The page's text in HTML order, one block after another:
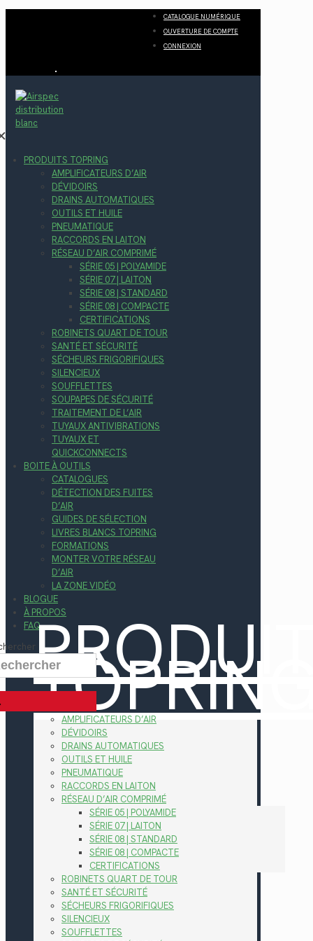
CATALOGUE NUMÉRIQUE
OUVERTURE DE COMPTE
CONNEXION
PRODUITS TOPRING
AMPLIFICATEURS D’AIR
DÉVIDOIRS
DRAINS AUTOMATIQUES
OUTILS ET HUILE
PNEUMATIQUE
RACCORDS EN LAITON
RÉSEAU D’AIR COMPRIMÉ
SÉRIE 05 | POLYAMIDE
SÉRIE 07 | LAITON
SÉRIE 08 | STANDARD
SÉRIE 08 | COMPACTE
CERTIFICATIONS
ROBINETS QUART DE TOUR
SANTÉ ET SÉCURITÉ
SÉCHEURS FRIGORIFIQUES
SILENCIEUX
SOUFFLETTES
SOUPAPES DE SÉCURITÉ
TRAITEMENT DE L’AIR
TUYAUX ANTIVIBRATIONS
TUYAUX ET
QUICKCONNECTS
BOITE À OUTILS
CATALOGUES
DÉTECTION DES FUITES
D’AIR
GUIDES DE SÉLECTION
LIVRES BLANCS TOPRING
FORMATIONS
MONTER VOTRE RÉSEAU
D’AIR
LA ZONE VIDÉO
BLOGUE
À PROPOS
FAQ
AMPLIFICATEURS D’AIR
DÉVIDOIRS
DRAINS AUTOMATIQUES
OUTILS ET HUILE
PNEUMATIQUE
RACCORDS EN LAITON
RÉSEAU D’AIR COMPRIMÉ
SÉRIE 05 | POLYAMIDE
SÉRIE 07 | LAITON
SÉRIE 08 | STANDARD
SÉRIE 08 | COMPACTE
CERTIFICATIONS
ROBINETS QUART DE TOUR
SANTÉ ET SÉCURITÉ
SÉCHEURS FRIGORIFIQUES
SILENCIEUX
SOUFFLETTES